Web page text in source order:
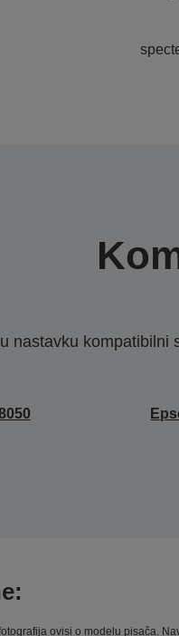
nastavku kompatibilni
ovisi o modelu pisača.